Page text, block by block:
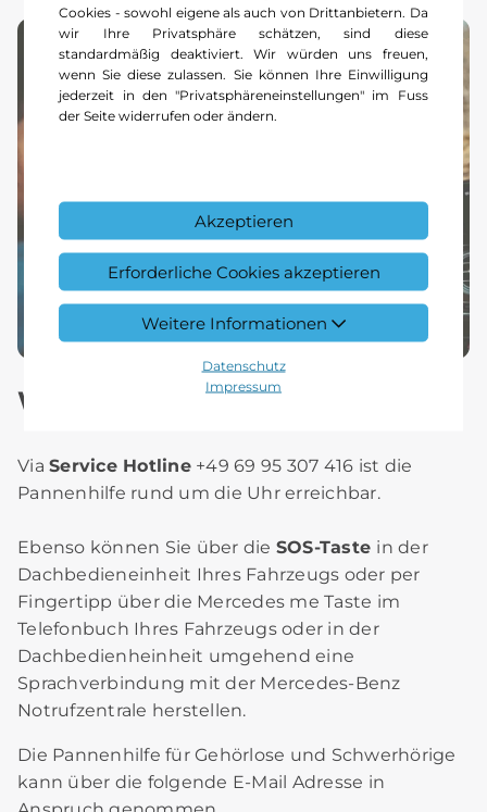
Cookies - sowohl eigene als auch von Drittanbietern. Da
wir Ihre Privatsphäre schätzen, sind diese
standardmäßig deaktiviert. Wir würden uns freuen,
wenn Sie diese zulassen. Sie können Ihre Einwilligung
jederzeit in den "Privatsphäreneinstellungen" im Fuss
der Seite widerrufen oder ändern.
Akzeptieren
Erforderliche Cookies akzeptieren
Weitere Informationen
Datenschutz
Impressum
Wie Sie Hilfe anfordern.
Via Service Hotline+49 69 95 307 416 ist die
Pannenhilfe rund um die Uhr erreichbar.
Ebenso können Sie über die SOS-Taste in der
Dachbedieneinheit Ihres Fahrzeugs oder per
Fingertipp über die Mercedes me Taste im
Telefonbuch Ihres Fahrzeugs oder in der
Dachbedienheinheit umgehend eine
Sprachverbindung mit der Mercedes-Benz
Notrufzentrale herstellen.
Die Pannenhilfe für Gehörlose und Schwerhörige
kann über die folgende E-Mail Adresse in